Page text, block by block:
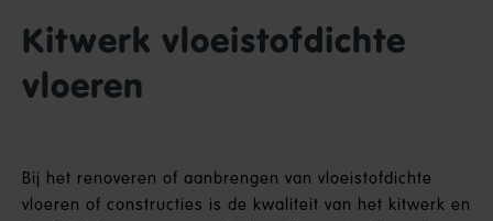
Kitwerk vloeistofdichte
vloeren
Bij het renoveren of aanbrengen van vloeistofdichte
vloeren of constructies is de kwaliteit van het kitwerk en